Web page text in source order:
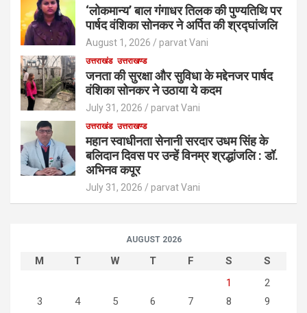
‘लोकमान्य’ बाल गंगाधर तिलक की पुण्यतिथि पर
पार्षद वंशिका सोनकर ने अर्पित की श्रद्घांजलि
August 1, 2026 parvat Vani
उत्तराखंड उत्तराखण्ड
जनता की सुरक्षा और सुविधा के मद्देनजर पार्षद
वंशिका सोनकर ने उठाया ये कदम
July 31, 2026 parvat Vani
उत्तराखंड उत्तराखण्ड
महान स्वाधीनता सेनानी सरदार उधम सिंह के
बलिदान दिवस पर उन्हें विनम्र श्रद्धांजलि : डॉ.
अभिनव कपूर
July 31, 2026 parvat Vani
AUGUST 2026
M T W T F S
S
1
2
3
4 5 6 7 8
9